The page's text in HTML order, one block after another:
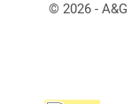
© 2026 -